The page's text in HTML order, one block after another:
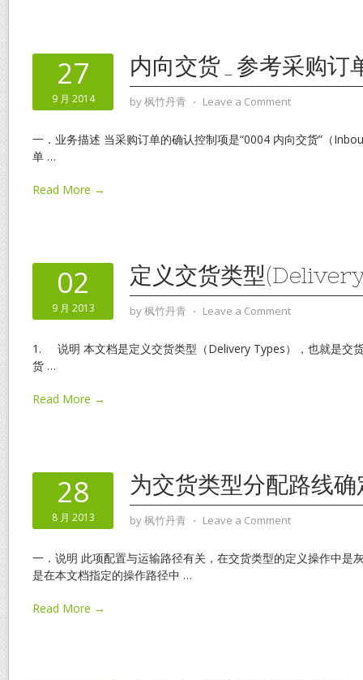
27
9 月 2014
内向交货_参考采购订
by枫竹丹青 ⋅ Leave a Comment
一．业务描述 当采购订单的确认控制项是“0004 内向交货”（
单 …
Read More →
02
9 月 2013
定义交货类型
by枫竹丹青 ⋅ Leave a Comment
1. 说明 本文档是定义交货类型（Delivery Types），也就是交
货 …
Read More →
28
8 月 2013
为交货类型分配路线确
by枫竹丹青 ⋅ Leave a Comment
一．说明 此项配置与运输路径有关，在交货类型的定义操作中是
是在本文档指定的操作路径中 …
Read More →